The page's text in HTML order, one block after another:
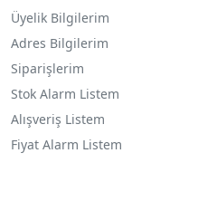
Üyelik Bilgilerim
Adres Bilgilerim
Siparişlerim
Stok Alarm Listem
Alışveriş Listem
Fiyat Alarm Listem